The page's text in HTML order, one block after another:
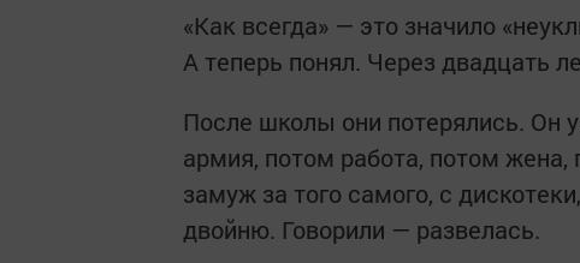
«Как всегда» — это значило
А теперь понял. Через двадцать
После школы они потерялись. Он
армия, потом работа, потом
замуж за того самого, с
двойню. Говорили — развелась.